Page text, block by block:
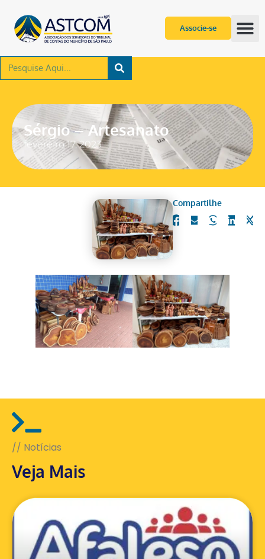
Associe-se
Sérgio – Artesanato
fevereiro 17, 2023
Compartilhe
// Notícias
Veja Mais